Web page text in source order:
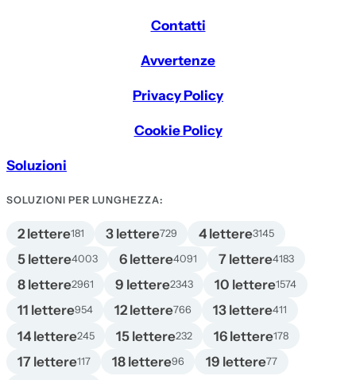
Contatti
Avvertenze
Privacy Policy
Cookie Policy
Soluzioni
SOLUZIONI PER LUNGHEZZA:
2 lettere181 3 lettere729 4 lettere3145
5 lettere4003 6 lettere4091 7 lettere4183
8 lettere2961 9 lettere2343 10 lettere1574
11 lettere954 12 lettere766 13 lettere411
14 lettere245 15 lettere232 16 lettere178
17 lettere117 18 lettere96 19 lettere77